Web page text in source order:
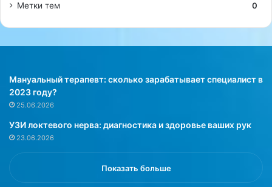
Метки тем
0
Мануальный терапевт: сколько зарабатывает специалист в
2023 году?
25.06.2026
УЗИ локтевого нерва: диагностика и здоровье ваших рук
23.06.2026
Показать больше